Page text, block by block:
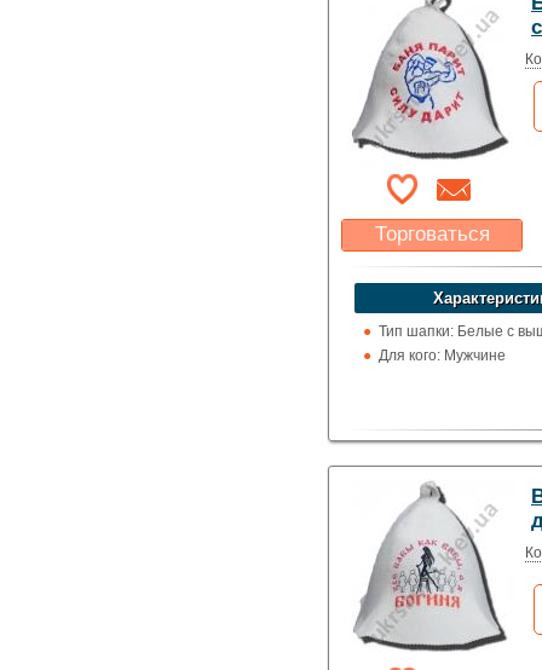
Торговаться
Какая цена Вас
устроит?
Указать цену
Тип шапки: Белые с
Для кого: Мужчине